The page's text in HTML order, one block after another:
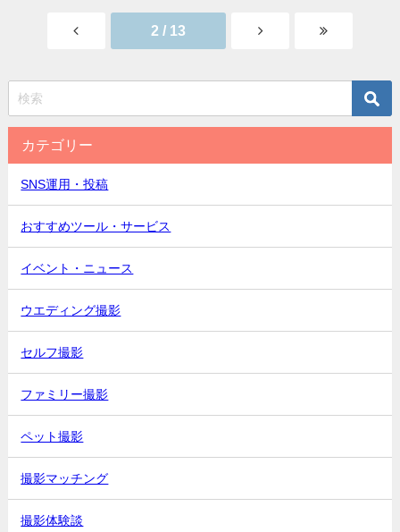
2 / 13
カテゴリー
SNS運用・投稿
おすすめツール・サービス
イベント・ニュース
ウエディング撮影
セルフ撮影
ファミリー撮影
ペット撮影
撮影マッチング
撮影体験談